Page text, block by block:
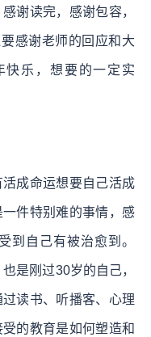
谢读完，感谢包容，
感谢老师的回应和大
快乐，想要的一定实
成命运想要自己活成
件特别难的事情，感
到自己有被治愈到。
是刚过30岁的自己，
读书、听播客、心理
的教育是如何塑造和